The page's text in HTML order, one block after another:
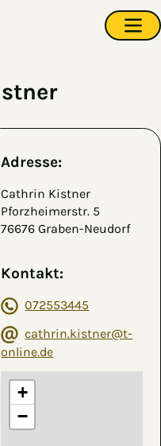
Adresse:
Cathrin Kistner
Pforzheimerstr. 5
76676 Graben-Neudorf
Kontakt:
072553445
cathrin.kistner@t-
online.de
+
−